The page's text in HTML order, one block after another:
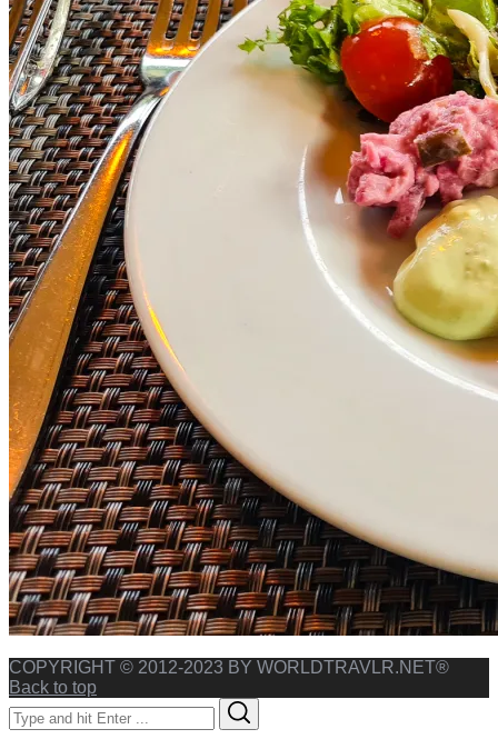
COPYRIGHT © 2012-2023 BY WORLDTRAVLR.NET®
Back to top
Search
for: